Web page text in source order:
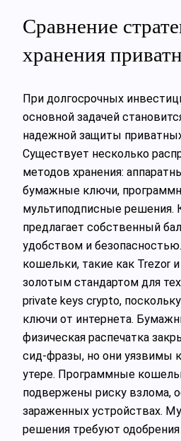
Сравнение
хранения
При долгосрочных
основной задачей
надежной защиты
Существует несколько
методов хранения:
бумажные ключи,
мультиподписные решения.
предлагает собственный
удобством и
кошельки, такие как Trezor
золотым стандартом для
private keys crypto,
ключи от интернета.
физическая распечатка
сид-фразы, но они уязвимы
утере. Программные
подвержены риску взлома,
зараженных устройствах.
решения требуют